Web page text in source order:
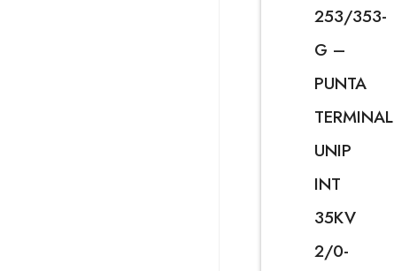
253/353-
G –
PUNTA
TERMINAL
UNIP
INT
35KV
2/0-